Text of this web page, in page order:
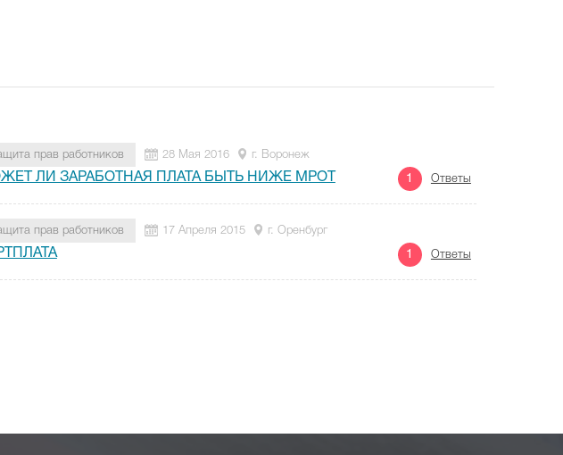
прав работников 28 Мая 2016 г. Воронеж
ЛИ ЗАРАБОТНАЯ ПЛАТА БЫТЬ НИЖЕ МРОТ 1 Ответы
прав работников 17 Апреля 2015 г. Оренбург
1 Ответы